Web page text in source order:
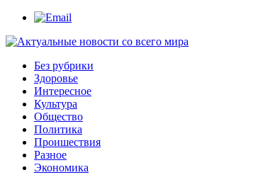
Без рубрики
Здоровье
Интересное
Культура
Общество
Политика
Проишествия
Разное
Экономика